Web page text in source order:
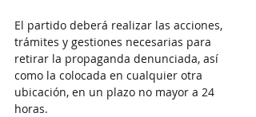
El partido deberá realizar las acciones,
trámites y gestiones necesarias para
retirar la propaganda denunciada, así
como la colocada en cualquier otra
ubicación, en un plazo no mayor a 24
horas.